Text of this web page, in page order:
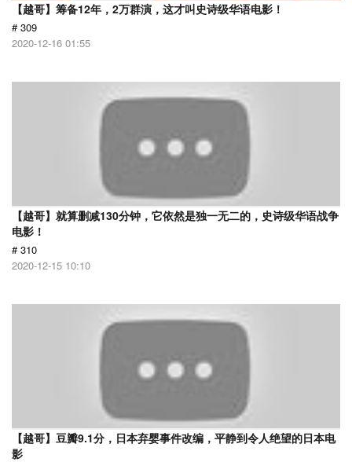
【越哥】筹备12年，2万群演，这才叫史诗级华语电影！
# 309
2020-12-16 01:55
【越哥】就算删减130分钟，它依然是独一无二的，史诗级华语战争
电影！
# 310
2020-12-15 10:10
【越哥】豆瓣9.1分，日本弃婴事件改编，平静到令人绝望的日本电
影